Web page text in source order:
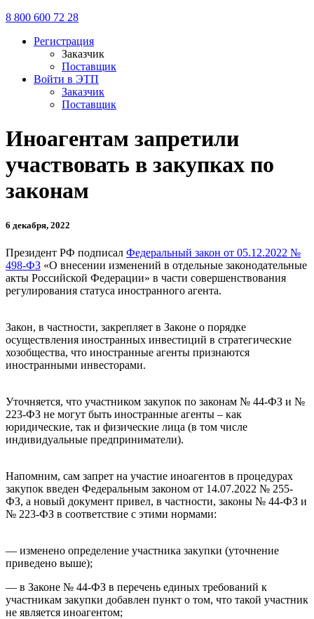
8 800 600 72 28
Регистрация
Заказчик
Поставщик
Войти в ЭТП
Заказчик
Поставщик
Иноагентам запретили
участвовать в закупках по
законам
6 декабря, 2022
Президент РФ подписал Федеральный закон от 05.12.2022 №
498-ФЗ «О внесении изменений в отдельные законодательные
акты Российской Федерации» в части совершенствования
регулирования статуса иностранного агента.
Закон, в частности, закрепляет в Законе о порядке
осуществления иностранных инвестиций в стратегические
хозобщества, что иностранные агенты признаются
иностранными инвесторами.
Уточняется, что участником закупок по законам № 44-ФЗ и №
223-ФЗ не могут быть иностранные агенты – как
юридические, так и физические лица (в том числе
индивидуальные предприниматели).
Напомним, сам запрет на участие иноагентов в процедурах
закупок введен Федеральным законом от 14.07.2022 № 255-
ФЗ, а новый документ привел, в частности, законы № 44-ФЗ и
№ 223-ФЗ в соответствие с этими нормами:
— изменено определение участника закупки (уточнение
приведено выше);
— в Законе № 44-ФЗ в перечень единых требований к
участникам закупки добавлен пункт о том, что такой участник
не является иноагентом;